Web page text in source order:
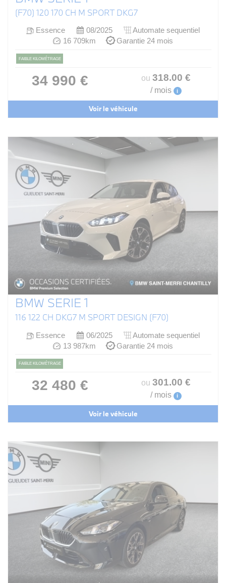
(F70) 120 170 CH M SPORT DKG7
Essence 08/2025
Automate sequentiel
16 709km
Garantie 24 mois
FAIBLE KILOMÉTRAGE
34 990 € ou 318.00 €
/ mois i
Voir le véhicule
BMW SERIE 1
116 122 CH DKG7 M SPORT DESIGN (F70)
Essence 06/2025
Automate sequentiel
13 987km
Garantie 24 mois
FAIBLE KILOMÉTRAGE
32 480 € ou 301.00 €
/ mois i
Voir le véhicule